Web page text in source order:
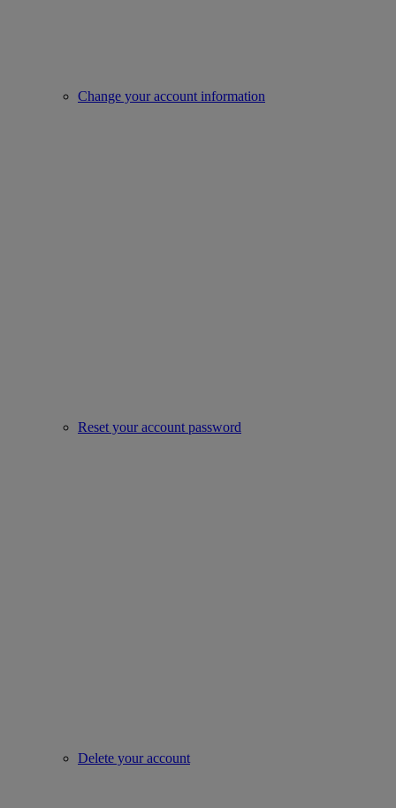
Change your account information
Reset your account password
Delete your account